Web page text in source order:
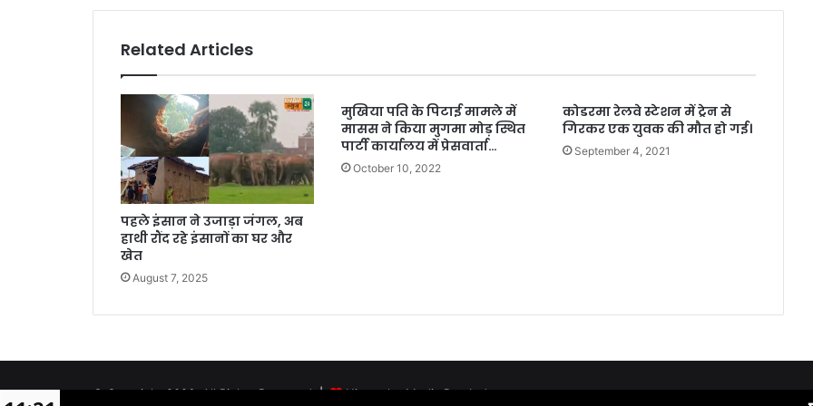
Related Articles
पहले इंसान ने उजाड़ा जंगल, अब
हाथी रौंद रहे इंसानों का घर और
खेत
August 7, 2025
मुखिया पति के पिटाई मामले में
मासस ने किया मुगमा मोड़ स्थित
पार्टी कार्यालय में प्रेसवार्ता…
October 10, 2022
कोडरमा रेलवे स्टेशन में ट्रेन से
गिरकर एक युवक की मौत हो गई।
September 4, 2021
© Copyright 2026, All Rights Reserved | Himanshu Media Pvt. Ltd.